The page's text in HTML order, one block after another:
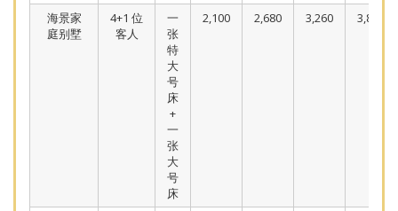
海景家
庭别墅
4+1 位
客人
一
张
特
大
号
床
+
一
张
大
号
床
2,100 2,680 3,260 3,840